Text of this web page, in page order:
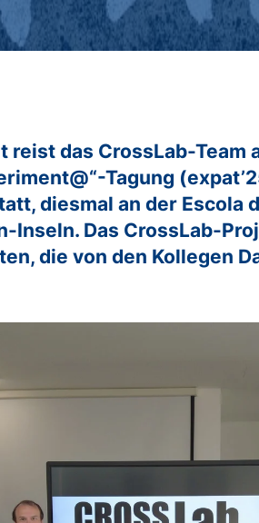
Master of Business Administration
das CrossLab-Team
Tagung
diesmal an der Escola
Inseln. Das CrossLab-
die von den Kollegen